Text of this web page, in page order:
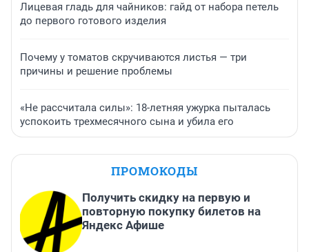
Лицевая гладь для чайников: гайд от набора петель
до первого готового изделия
Почему у томатов скручиваются листья — три
причины и решение проблемы
«Не рассчитала силы»: 18-летняя ужурка пыталась
успокоить трехмесячного сына и убила его
ПРОМОКОДЫ
Получить скидку на первую и
повторную покупку билетов на
Яндекс Афише